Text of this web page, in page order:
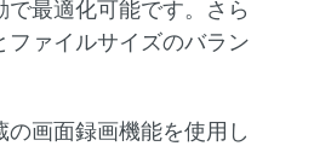
で最適化可能です。さら
ァイルサイズのバラン
画面録画機能を使用し